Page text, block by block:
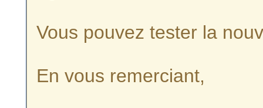
Vous pouvez tester la
En vous remerciant,